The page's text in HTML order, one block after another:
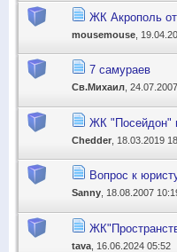
ЖК Акрополь
mousemouse ,
7 самураев
Св.Михаил ,
ЖК "Посейдон"
Chedder , 18.03.2019
Вопрос к
Sanny , 18.08.2007
tava , 16.06.2024 05:52